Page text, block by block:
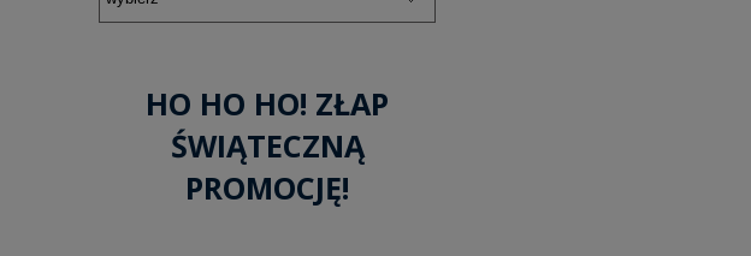
HO HO HO! ZŁAP
ŚWIĄTECZNĄ
PROMOCJĘ!